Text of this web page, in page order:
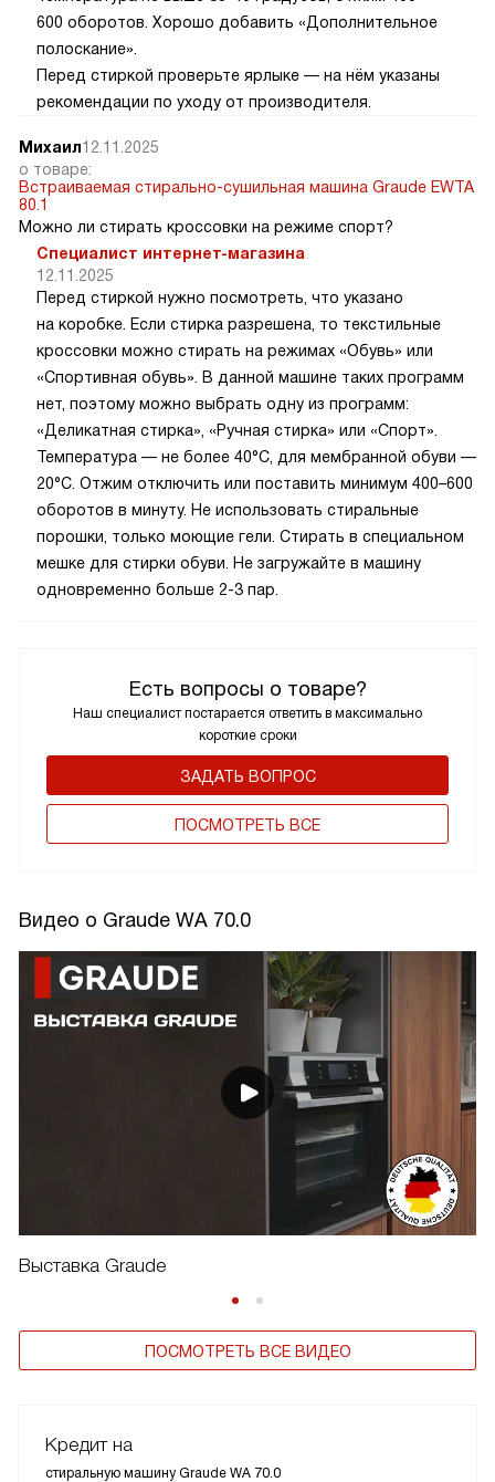
Есть вопросы о товаре?
Наш специалист постарается ответить в максимально
короткие сроки
ЗАДАТЬ ВОПРОС
ПОCМОТРЕТЬ ВСЕ
600 оборотов. Хорошо добавить «Дополнительное
полоскание».
Перед стиркой проверьте ярлыке — на нём указаны
рекомендации по уходу от производителя.
Михаил12.11.2025
о товаре:
Встраиваемая стирально-сушильная машина Graude EWTA
80.1
Можно ли стирать кроссовки на режиме спорт?
Специалист интернет-магазина
12.11.2025
Перед стиркой нужно посмотреть, что указано
на коробке. Если стирка разрешена, то текстильные
кроссовки можно стирать на режимах «Обувь» или
«Спортивная обувь». В данной машине таких программ
нет, поэтому можно выбрать одну из программ:
«Деликатная стирка», «Ручная стирка» или «Спорт».
Температура — не более 40°C, для мембранной обуви —
20°C. Отжим отключить или поставить минимум 400–600
оборотов в минуту. Не использовать стиральные
порошки, только моющие гели. Стирать в специальном
мешке для стирки обуви. Не загружайте в машину
одновременно больше 2-3 пар.
Видео о Graude WA 70.0
Выставка Graude
ПОСМОТРЕТЬ ВСЕ ВИДЕО
Кредит на
стиральную машину Graude WA 70.0